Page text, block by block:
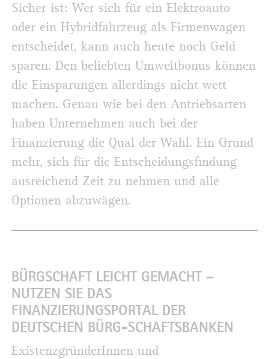
Sicher ist: Wer sich für ein Elektroauto
oder ein Hybridfahrzeug als Firmenwagen
entscheidet, kann auch heute noch Geld
sparen. Den beliebten Umweltbonus können
die Einsparungen allerdings nicht wett
machen. Genau wie bei den Antriebsarten
haben Unternehmen auch bei der
Finanzierung die Qual der Wahl. Ein Grund
mehr, sich für die Entscheidungsfindung
ausreichend Zeit zu nehmen und alle
Optionen abzuwägen.
BÜRGSCHAFT LEICHT GEMACHT –
NUTZEN SIE DAS
FINANZIERUNGSPORTAL DER
DEUTSCHEN BÜRG-SCHAFTSBANKEN
ExistenzgründerInnen und